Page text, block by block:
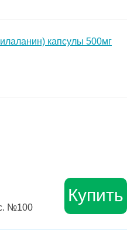
капсулы 500мг
№100
Купить